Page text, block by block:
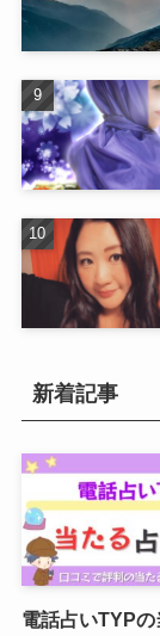
新着記事
電話占いTYP